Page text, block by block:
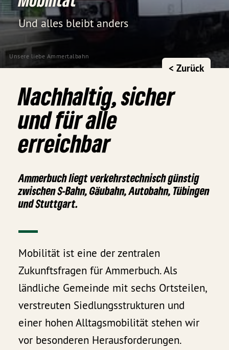
Unsere liebe Ammertalbahn
Und alles bleibt anders
< Zurück
Nachhaltig, sicher
und für alle
erreichbar
Ammerbuch liegt verkehrstechnisch günstig
zwischen S-Bahn, Gäubahn, Autobahn, Tübingen
und Stuttgart.
Mobilität ist eine der zentralen
Zukunftsfragen für Ammerbuch. Als
ländliche Gemeinde mit sechs Ortsteilen,
verstreuten Siedlungsstrukturen und
einer hohen Alltagsmobilität stehen wir
vor besonderen Herausforderungen.